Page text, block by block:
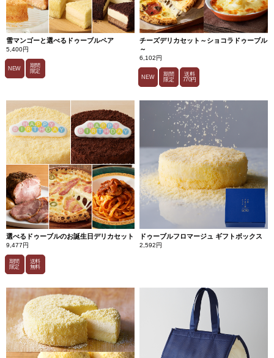
雪マンゴーと選べるドゥーブルペア
5,400円
NEW
期間
限定
チーズデリカセット～ショコラドゥーブル
～
6,102円
NEW
期間
限定
送料
770円
選べるドゥーブルのお誕生日デリカセット
9,477円
期間
限定
送料
無料
ドゥーブルフロマージュ ギフトボックス
2,592円